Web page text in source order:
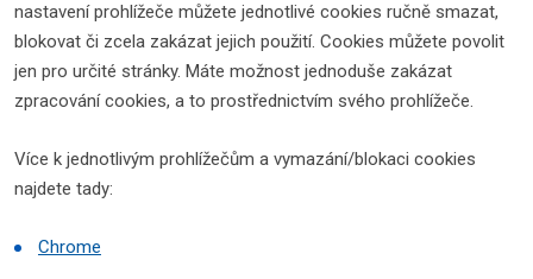
nastavení prohlížeče můžete jednotlivé cookies ručně smazat,
blokovat či zcela zakázat jejich použití. Cookies můžete povolit
jen pro určité stránky. Máte možnost jednoduše zakázat
zpracování cookies, a to prostřednictvím svého prohlížeče.
Více k jednotlivým prohlížečům a vymazání/blokaci cookies
najdete tady:
Chrome